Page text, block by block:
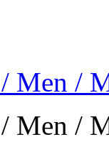
/ Men /
/ Men /